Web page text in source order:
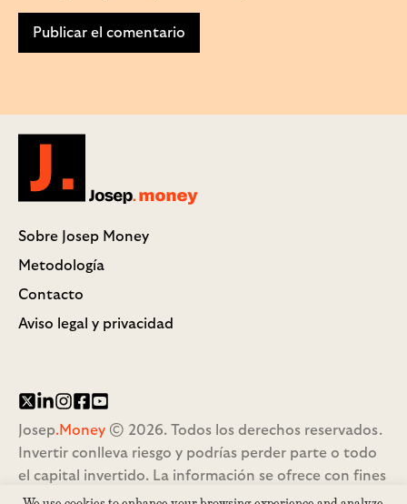
Sobre Josep Money
Metodología
Contacto
Aviso legal y privacidad
Twitter/X
LinkedIn
Instagram
Facebook
YouTube
Josep.Money © 2026. Todos los derechos reservados.
Invertir conlleva riesgo y podrías perder parte o todo
el capital invertido. La información se ofrece con fines
informativos y educativos, y no constituye